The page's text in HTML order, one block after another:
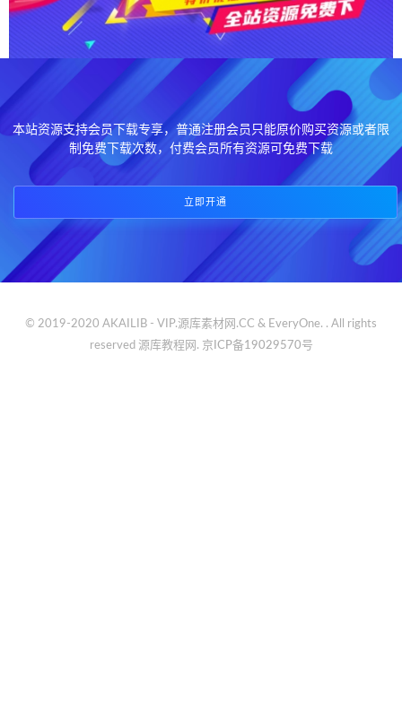
本站资源支持会员下载专享，普通注册会员只能原价购买资源或者限
制免费下载次数，付费会员所有资源可免费下载
立即开通
© 2019-2020 AKAILIB - VIP.源库素材网.CC & EveryOne. . All rights
reserved 源库教程网. 京ICP备19029570号